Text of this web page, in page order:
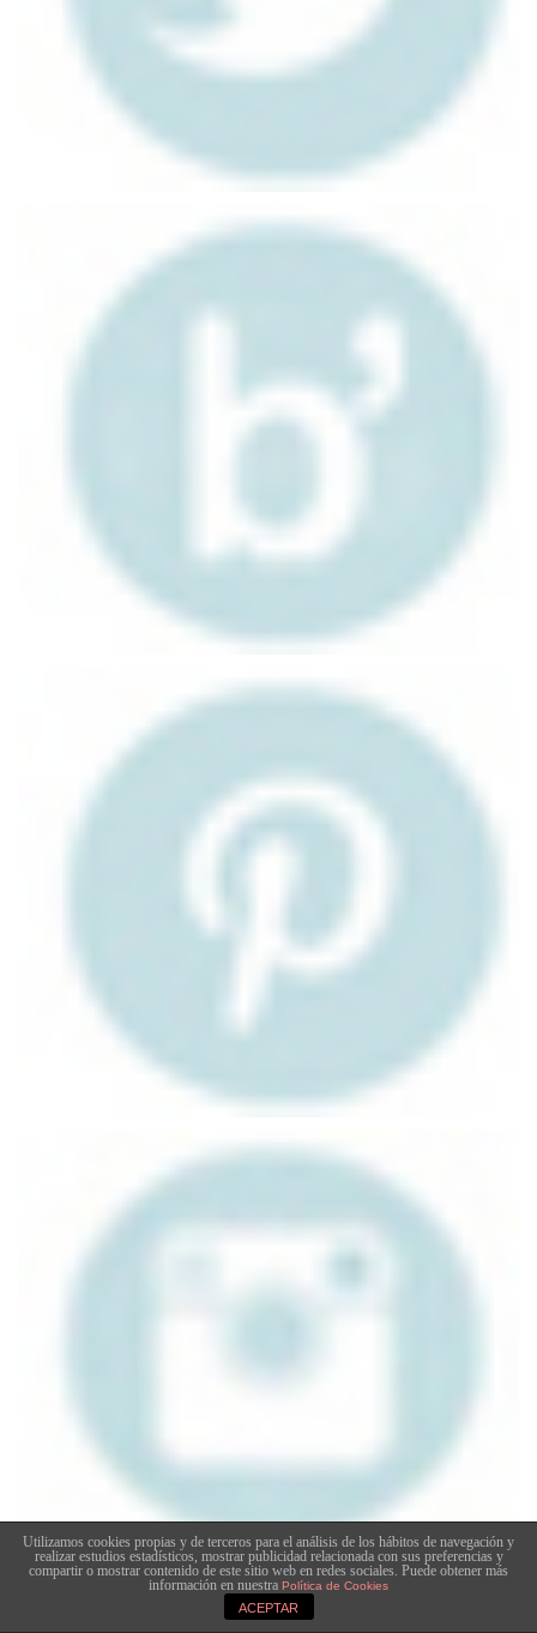
Utilizamos cookies propias y de terceros para el análisis de los hábitos de navegación y
realizar estudios estadísticos, mostrar publicidad relacionada con sus preferencias y
compartir o mostrar contenido de este sitio web en redes sociales. Puede obtener más
información en nuestra Política de Cookies
ACEPTAR